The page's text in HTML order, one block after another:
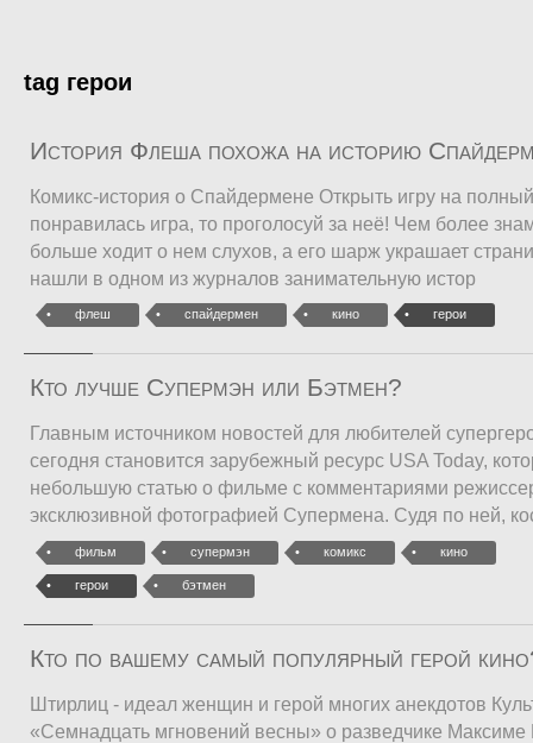
tag герои
История Флеша похожа на историю
Комикс-история о Спайдермене Открыть игру на
понравилась игра, то проголосуй за неё! Чем более
больше ходит о нем слухов, а его шарж украшает
нашли в одном из журналов занимательную истор
флеш спайдермен кино герои
Кто лучше Супермэн или Бэтмен?
Главным источником новостей для любителей
сегодня становится зарубежный ресурс USA Today,
небольшую статью о фильме с комментариями
эксклюзивной фотографией Супермена. Судя по ней,
фильм супермэн комикс кино
герои бэтмен
Кто по вашему самый популярный герой
Штирлиц - идеал женщин и герой многих анекдотов
«Семнадцать мгновений весны» о разведчике Максиме